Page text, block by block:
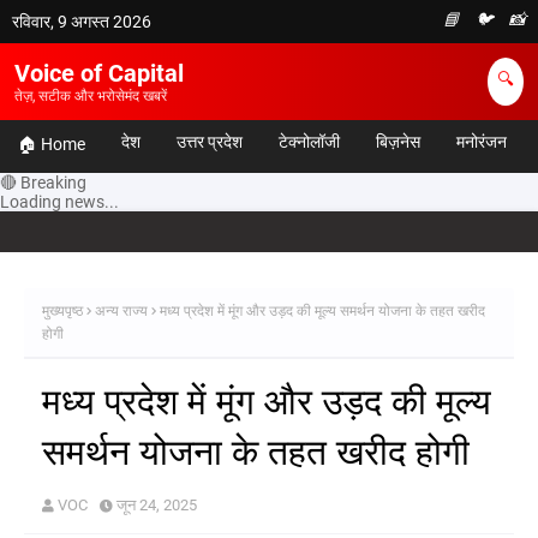
रविवार, 9 अगस्त 2026 📘 🐦 📸
Voice of Capital
तेज़, सटीक और भरोसेमंद खबरें
🔍
🏠 Home देश उत्तर प्रदेश टेक्नोलॉजी बिज़नेस मनोरंजन
🔴 Breaking
Loading news...
मुख्यपृष्ठ अन्य राज्य
मध्य प्रदेश में मूंग और उड़द की मूल्य समर्थन योजना के तहत खरीद
होगी
मध्य प्रदेश में मूंग और उड़द की मूल्य
समर्थन योजना के तहत खरीद होगी
VOC जून 24, 2025